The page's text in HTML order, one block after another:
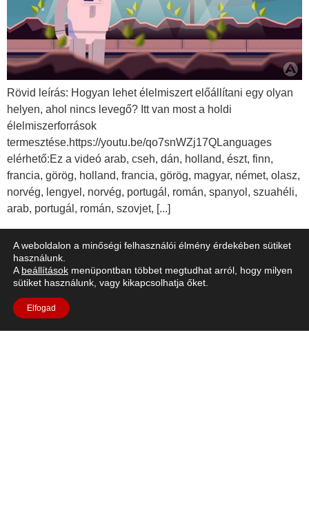
Rövid leírás: Hogyan lehet élelmiszert előállítani egy olyan
helyen, ahol nincs levegő? Itt van most a holdi
élelmiszerforrások
termesztése.https://youtu.be/qo7snWZj17QLanguages
elérhető:Ez a videó arab, cseh, dán, holland, észt, finn,
francia, görög, holland, francia, görög, magyar, német, olasz,
norvég, lengyel, norvég, portugál, román, spanyol, szuahéli,
arab, portugál, román, szovjet, [...]
Levegő a Holdon
A weboldalon a minőségi felhasználói élmény érdekében sütiket
használunk.
A beállítások menüpontban többet megtudhat arról, hogy milyen
sütiket használunk, vagy kikapcsolhatja őket.
Elfogad